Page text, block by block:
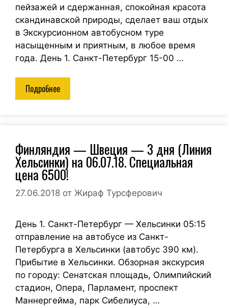
пейзажей и сдержанная, спокойная красота
скандинавской природы, сделает ваш отдых
в Экскурсионном автобусном туре
насыщенным и приятным, в любое время
года. День 1. Санкт-Петербург 15-00 …
Подробнее
Финляндия — Швеция — 3 дня (Линия
Хельсинки) на 06.07.18. Специальная
цена 6500!
27.06.2018 от Жираф Турсферович
День 1. Санкт-Петербург — Хельсинки 05:15
отправление на автобусе из Санкт-
Петербурга в Хельсинки (автобус 390 км).
Прибытие в Хельсинки. Обзорная экскурсия
по городу: Сенатская площадь, Олимпийский
стадион, Опера, Парламент, проспект
Маннергейма, парк Сибелиуса, …